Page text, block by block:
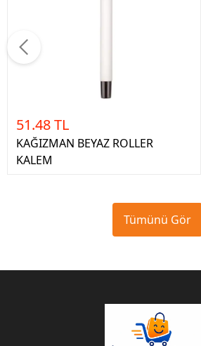
51.48 TL
KAĞIZMAN BEYAZ ROLLER
KALEM
Tümünü Gör